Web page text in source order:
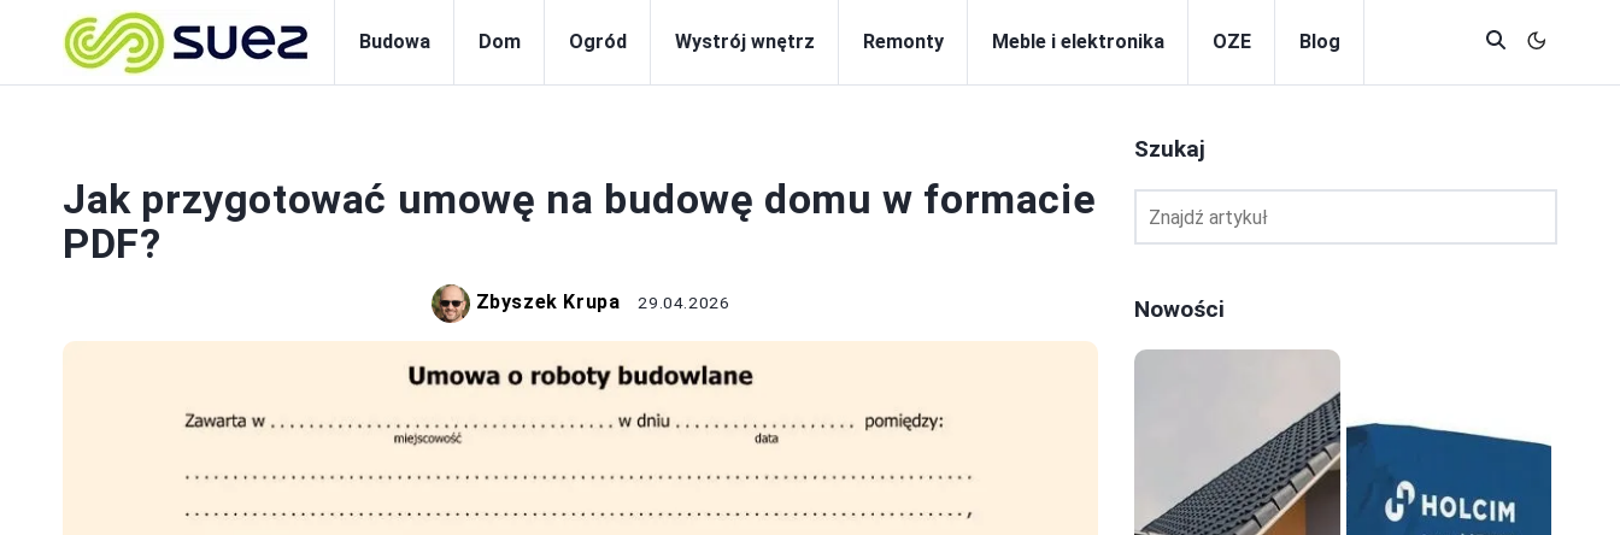
Budowa Dom Ogród Wystrój wnętrz Remonty Meble i elektronika OZE Blog
Jak przygotować umowę na budowę domu w formacie
PDF?
Zbyszek Krupa 29.04.2026
Szukaj
Nowości